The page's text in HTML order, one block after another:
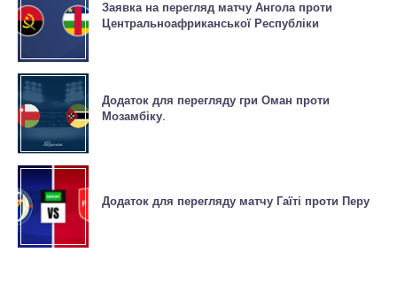
Заявка на перегляд матчу Ангола проти
Центральноафриканської Республіки
Додаток для перегляду гри Оман проти
Мозамбіку.
Додаток для перегляду матчу Гаїті проти Перу